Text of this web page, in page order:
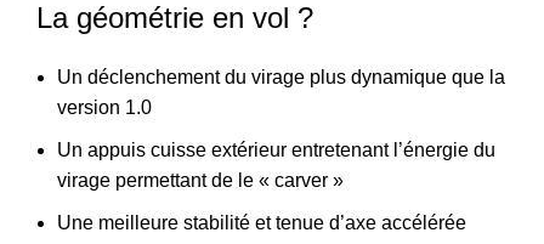
La géométrie en vol ?
Un déclenchement du virage plus dynamique que la
version 1.0
Un appuis cuisse extérieur entretenant l’énergie du
virage permettant de le « carver »
Une meilleure stabilité et tenue d’axe accélérée